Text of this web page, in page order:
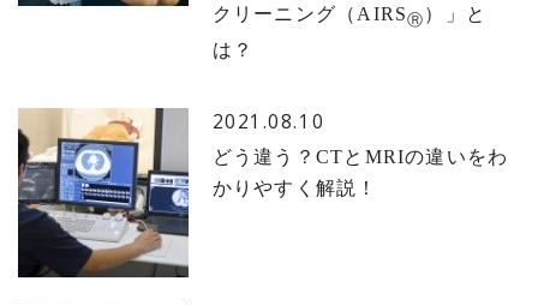
クリーニング（AIRSⓇ ）」と
は？
2021.08.10
どう違う？CTとMRIの違いをわ
かりやすく解説！